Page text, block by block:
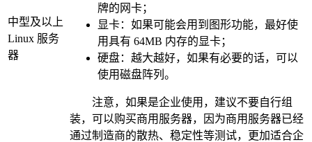
中型及以上
Linux 服务
器
牌的网卡；
显卡：如果可能会用到图形功能，最好使
用具有 64MB 内存的显卡；
硬盘：越大越好，如果有必要的话，可以
使用磁盘阵列。
注意，如果是企业使用，建议不要自行组
装，可以购买商用服务器，因为商用服务器已经
通过制造商的散热、稳定性等测试，更加适合企